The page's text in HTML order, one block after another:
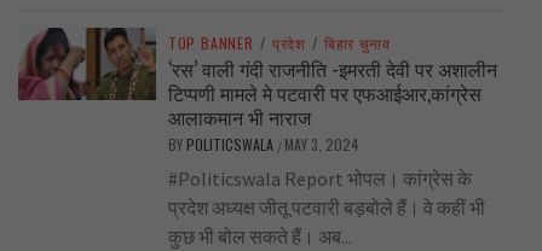
TOP BANNER / प्रदेश / बिहार चुनाव
‘रस’ वाली गंदी राजनीति -इमरती देवी पर अशालीन
टिप्पणी मामले मे पटवारी पर एफआईआर,कांग्रेस
आलाकमान भी नाराज
BY POLITICSWALA / MAY 3, 2024
#Politicswala Report भोपल। कांग्रेस के
प्रदेश अध्यक्ष जीतू पटवारी बड़बोले हैं। वे कहीं भी
कुछ भी बोल सकते हैं। अब...